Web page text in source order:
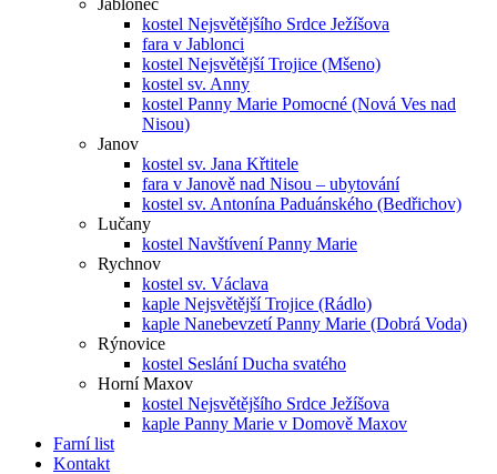
Jablonec
kostel Nejsvětějšího Srdce Ježíšova
fara v Jablonci
kostel Nejsvětější Trojice (Mšeno)
kostel sv. Anny
kostel Panny Marie Pomocné (Nová Ves nad
Nisou)
Janov
kostel sv. Jana Křtitele
fara v Janově nad Nisou – ubytování
kostel sv. Antonína Paduánského (Bedřichov)
Lučany
kostel Navštívení Panny Marie
Rychnov
kostel sv. Václava
kaple Nejsvětější Trojice (Rádlo)
kaple Nanebevzetí Panny Marie (Dobrá Voda)
Rýnovice
kostel Seslání Ducha svatého
Horní Maxov
kostel Nejsvětějšího Srdce Ježíšova
kaple Panny Marie v Domově Maxov
Farní list
Kontakt